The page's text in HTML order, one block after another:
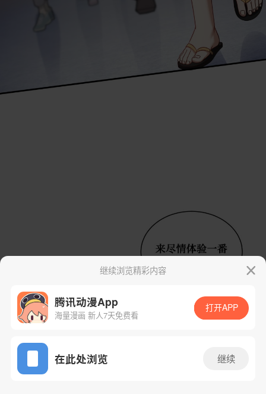
App免费看
继续浏览精彩内容
腾讯动漫App
海量漫画 新人7天免费看
打开APP
在此处浏览 继续